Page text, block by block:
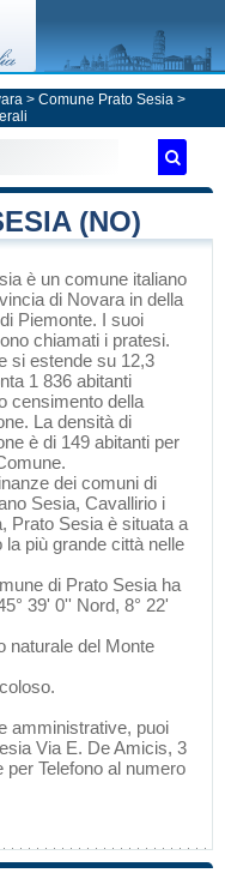
> Comune Prato Sesia>
(NO)
è un comune italiano
di Novara in della
Piemonte. I suoi
chiamati i pratesi.
si estende su 12,3
1 836 abitanti
censimento della
La densità di
è di 149 abitanti per
dei comuni di
Sesia, Cavallirio i
, Prato Sesia è situata a
la più grande città nelle
di Prato Sesia ha
39' 0'' Nord, 8° 22'
naturale del Monte
amministrative, puoi
Via E. De Amicis, 3
Telefono al numero